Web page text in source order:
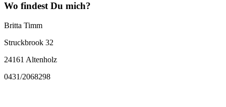
Wo findest Du mich?
Britta Timm
Struckbrook 32
24161 Altenholz
0431/2068298